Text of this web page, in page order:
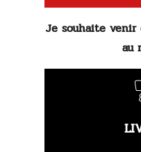
Je souhaite venir
au